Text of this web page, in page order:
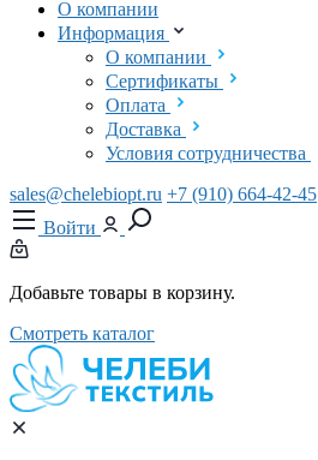
О компании
Информация
О компании
Сертификаты
Оплата
Доставка
Условия сотрудничества
sales@chelebiopt.ru +7 (910) 664-42-45
Войти
Добавьте товары в корзину.
Смотреть каталог